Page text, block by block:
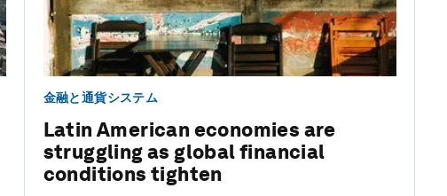
金融と通貨システム
Latin American economies are
struggling as global financial
conditions tighten